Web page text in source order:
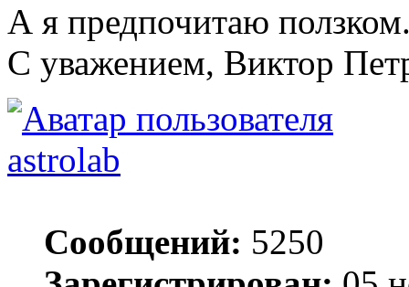
А я предпочитаю
С уважением, Виктор
astrolab
Сообщений: 5250